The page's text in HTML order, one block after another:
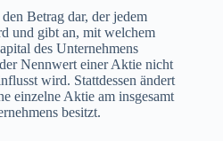
Betrag dar, der jedem
und gibt an, mit welchem
des Unternehmens
Nennwert einer Aktie nicht
wird. Stattdessen ändert
einzelne Aktie am insgesamt
besitzt.